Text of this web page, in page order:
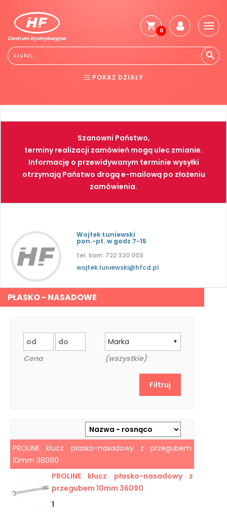
Centrum Dystrybucyjne
0
POKAŻ DZIAŁY
NARZĘDZIA SPAWALNICTWO
FARBY PNEUMATYKA
Szanowni Państwo,
terminy realizacji zamówień mogą ulec zmianie.
Informację o przewidywanym terminie wysyłki
otrzymają Państwo drogą e-mailową po złożeniu
zamówienia.
Wojtek Łuniewski
pon.-pt. w godz 7-15
tel. kom. 722 320 003
wojtek.luniewski@hfcd.pl
PŁASKO - NASADOWE
Cena
▼
Marka
(wszystkie)
PROLINE klucz płasko-nasadowy z przegubem
10mm 36090
PROLINE klucz płasko-nasadowy z
przegubem 10mm 36090
1